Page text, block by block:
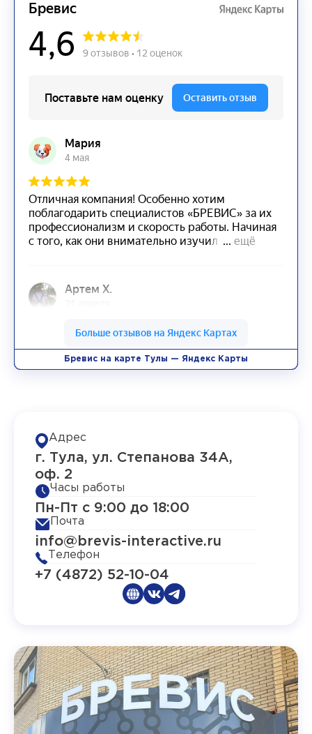
Бревис на карте Тулы — Яндекс Карты
Адрес
г. Тула, ул. Степанова 34А,
оф. 2
Часы работы
Пн-Пт с 9:00 до 18:00
Почта
info@brevis-interactive.ru
Телефон
+7 (4872) 52-10-04